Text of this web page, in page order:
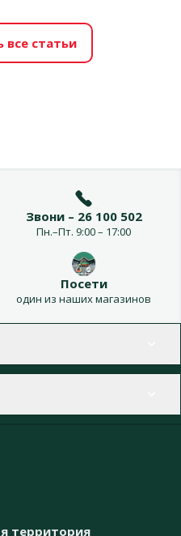
все статьи
Звони – 26 100 502
Пн.–Пт. 9:00 – 17:00
Посети
один из наших магазинов
территория